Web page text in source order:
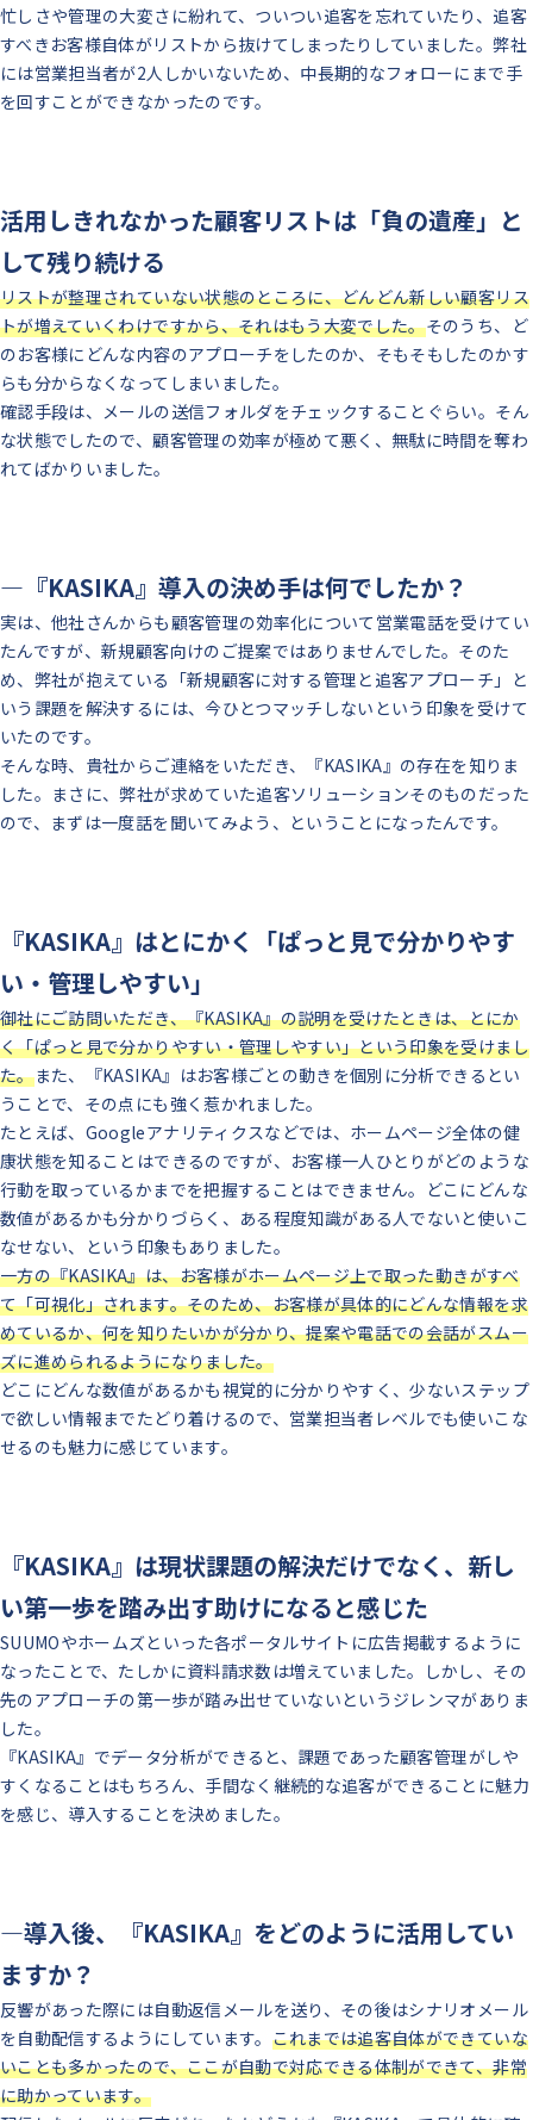
忙しさや管理の大変さに紛れて、ついつい追客を忘れていたり、追客
すべきお客様自体がリストから抜けてしまったりしていました。弊社
には営業担当者が2人しかいないため、中長期的なフォローにまで手
を回すことができなかったのです。
活用しきれなかった顧客リストは「負の遺産」と
して残り続ける
リストが整理されていない状態のところに、どんどん新しい顧客リス
トが増えていくわけですから、それはもう大変でした。そのうち、ど
のお客様にどんな内容のアプローチをしたのか、そもそもしたのかす
らも分からなくなってしまいました。
確認手段は、メールの送信フォルダをチェックすることぐらい。 そん
な状態でしたので、顧客管理の効率が極めて悪く、無駄に時間を奪わ
れてばかりいました。
―『KASIKA』導入の決め手は何でしたか？
実は、他社さんからも顧客管理の効率化について営業電話を受けてい
たんですが、新規顧客向けのご提案ではありませんでした。 そのた
め、弊社が抱えている「新規顧客に対する管理と追客アプローチ」と
いう課題を解決するには、今ひとつマッチしないという印象を受けて
いたのです。
そんな時、貴社からご連絡をいただき、『KASIKA』の存在を知りま
した。 まさに、弊社が求めていた追客ソリューションそのものだった
ので、まずは一度話を聞いてみよう、ということになったんです。
『KASIKA』はとにかく「ぱっと見で分かりやす
い・管理しやすい」
御社にご訪問いただき、『KASIKA』の説明を受けたときは、とにか
く「ぱっと見で分かりやすい・管理しやすい」という印象を受けまし
た。また、『KASIKA』はお客様ごとの動きを個別に分析できるとい
うことで、その点にも強く惹かれました。
たとえば、Googleアナリティクスなどでは、ホームページ全体の健
康状態を知ることはできるのですが、お客様一人ひとりがどのような
行動を取っているかまでを把握することはできません。 どこにどんな
数値があるかも分かりづらく、ある程度知識がある人でないと使いこ
なせない、という印象もありました。
一方の『KASIKA』は、お客様がホームページ上で取った動きがすべ
て「可視化」されます。そのため、お客様が具体的にどんな情報を求
めているか、何を知りたいかが分かり、提案や電話での会話がスムー
ズに進められるようになりました。
どこにどんな数値があるかも視覚的に分かりやすく、少ないステップ
で欲しい情報までたどり着けるので、営業担当者レベルでも使いこな
せるのも魅力に感じています。
『KASIKA』は現状課題の解決だけでなく、新し
い第一歩を踏み出す助けになると感じた
SUUMOやホームズといった各ポータルサイトに広告掲載するように
なったことで、たしかに資料請求数は増えていました。
しかし、その
先のアプローチの第一歩が踏み出せていないというジレンマがありま
した。
『KASIKA』でデータ分析ができると、課題であった顧客管理がしや
すくなることはもちろん、手間なく継続的な追客ができることに魅力
を感じ、導入することを決めました。
―導入後、『KASIKA』をどのように活用してい
ますか？
反響があった際には自動返信メールを送り、その後はシナリオメール
を自動配信するようにしています。 これまでは追客自体ができていな
いことも多かったので、ここが自動で対応できる体制ができて、非常
に助かっています。